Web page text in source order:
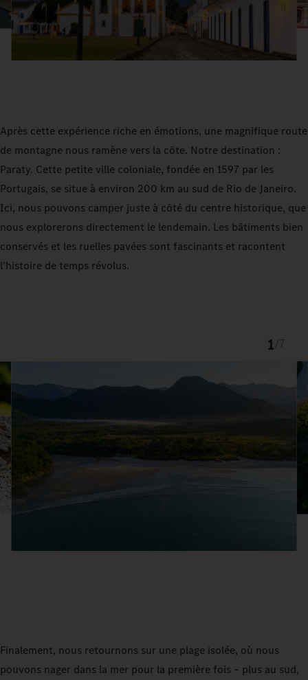
Après cette expérience riche en émotions, une magnifique route
de montagne nous ramène vers la côte. Notre destination :
Paraty. Cette petite ville coloniale, fondée en 1597 par les
Portugais, se situe à environ 200 km au sud de Rio de Janeiro.
Ici, nous pouvons camper juste à côté du centre historique, que
nous explorerons directement le lendemain. Les bâtiments bien
conservés et les ruelles pavées sont fascinants et racontent
l'histoire de temps révolus.
1
Finalement, nous retournons sur une plage isolée, où nous
pouvons nager dans la mer pour la première fois – plus au sud,